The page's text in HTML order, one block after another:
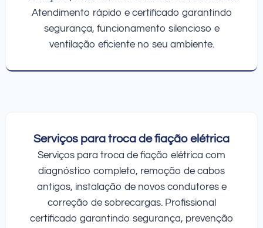
Atendimento rápido e certificado garantindo
segurança, funcionamento silencioso e
ventilação eficiente no seu ambiente.
Serviços para troca de fiação elétrica
Serviços para troca de fiação elétrica com
diagnóstico completo, remoção de cabos
antigos, instalação de novos condutores e
correção de sobrecargas. Profissional
certificado garantindo segurança, prevenção